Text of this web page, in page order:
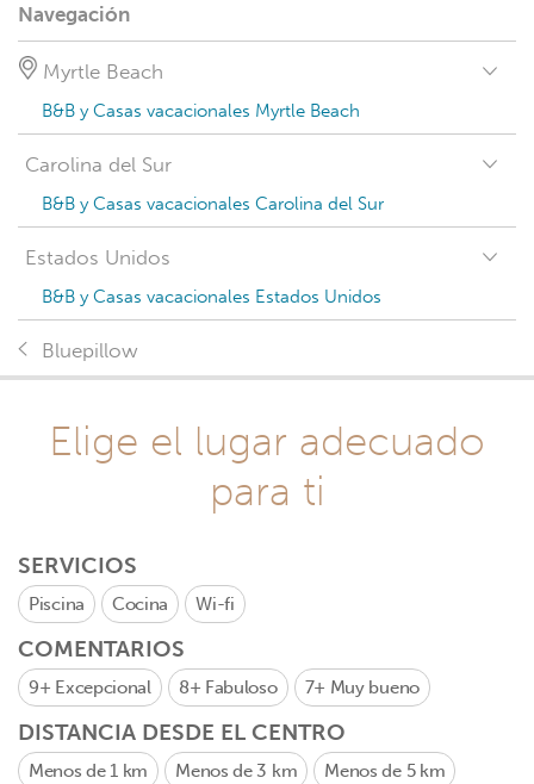
Navegación
Myrtle Beach
B&B y Casas vacacionales Myrtle Beach
Carolina del Sur
B&B y Casas vacacionales Carolina del Sur
Estados Unidos
B&B y Casas vacacionales Estados Unidos
Bluepillow
Elige el lugar adecuado
para ti
SERVICIOS
Piscina Cocina Wi-fi
COMENTARIOS
9+ Excepcional 8+ Fabuloso 7+ Muy bueno
DISTANCIA DESDE EL CENTRO
Menos de 1 km Menos de 3 km Menos de 5 km